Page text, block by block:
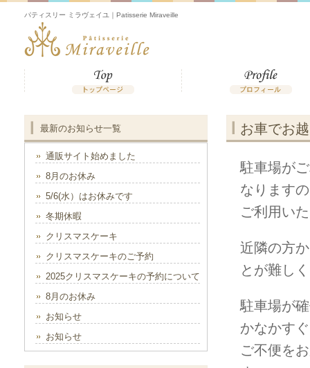
パティスリー ミラヴェイユ｜Patisserie Miraveille
お車でお
駐車場が
なります
ご利用い
近隣の方
とが難し
駐車場が
かなかす
ご不便を
最新のお知らせ一覧
通販サイト始めました
8月のお休み
5/6(水）はお休みです
冬期休暇
クリスマスケーキ
クリスマスケーキのご予約
2025クリスマスケーキの予約について
8月のお休み
お知らせ
お知らせ